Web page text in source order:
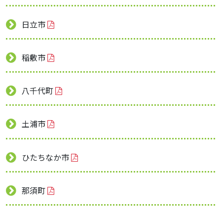
日立市
稲敷市
八千代町
土浦市
ひたちなか市
那須町